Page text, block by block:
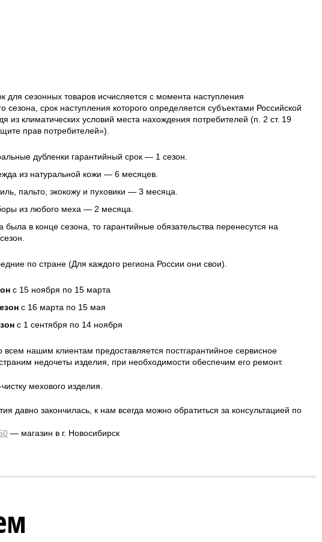
для сезонных товаров исчисляется с момента наступления
сезона, срок наступления которого определяется субъектами Российской
из климатических условий места нахождения потребителей (п. 2 ст. 19
прав потребителей»).
дубленки гарантийный срок — 1 сезон.
из натуральной кожи — 6 месяцев.
пальто, экокожу и пуховики — 3 месяца.
из любого меха — 2 месяца.
была в конце сезона, то гарантийные обязательства перенесутся на
по стране (Для каждого региона России они свои).
с 15 ноября по 15 марта
с 16 марта по 15 мая
с 1 сентября по 14 ноября
нашим клиентам предоставляется постгарантийное сервисное
недочеты изделия, при необходимости обеспечим его ремонт.
мехового изделия.
давно закончилась, к нам всегда можно обратиться за консультацией по
— магазин в г. Новосибирск